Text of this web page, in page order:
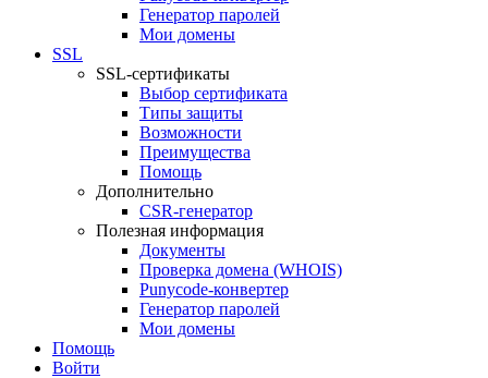
Генератор паролей
Мои домены
SSL
SSL-сертификаты
Выбор сертификата
Типы защиты
Возможности
Преимущества
Помощь
Дополнительно
CSR-генератор
Полезная информация
Документы
Проверка домена (WHOIS)
Punycode-конвертер
Генератор паролей
Мои домены
Помощь
Войти